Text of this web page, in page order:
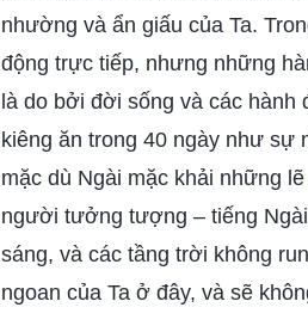
nhường và ẩn giấu của Ta.
động trực tiếp, nhưng những
là do bởi đời sống và các
kiêng ăn trong 40 ngày như sự
mặc dù Ngài mặc khải những
người tưởng tượng – tiếng
sáng, và các tầng trời không
ngoan của Ta ở đây, và sẽ